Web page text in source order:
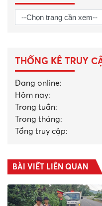
THỐNG KÊ TRUY
Đang online:
Hôm nay:
Trong tuần:
Trong tháng:
Tổng truy cập:
BÀI VIẾT LIÊN QUAN